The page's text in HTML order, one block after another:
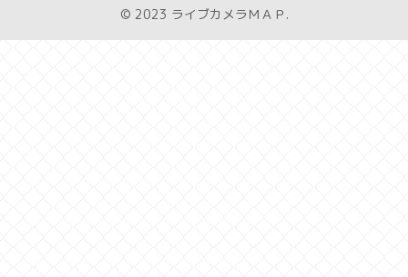
© 2023 ライブカメラＭＡＰ.